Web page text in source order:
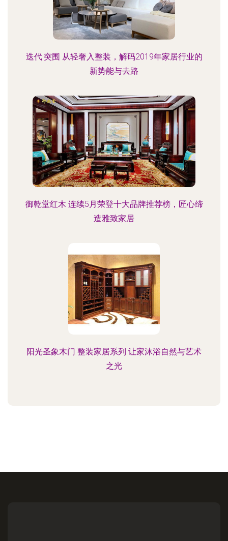
迭代·突围 从轻奢入整装，解码2019年家居行业的
新势能与去路
御乾堂红木 连续5月荣登十大品牌推荐榜，匠心缔
造雅致家居
阳光圣象木门 整装家居系列 让家沐浴自然与艺术
之光